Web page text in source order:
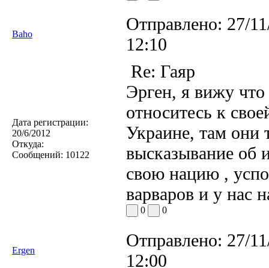
Baho
Отправлено: 27/
12:10
Дата регистрации:
20/6/2012
Откуда:
Сообщений: 10122
Re: Гаяр
Эрген, я вижу
относитесь к
Украине, там они
высказывание об
свою нацию ,
варваров и у нас
0 0
Ergen
Отправлено: 27/
12:00